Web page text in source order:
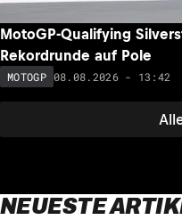
MotoGP-Qualifying
Rekordrunde auf Pole
MOTOGP 08.08.2026 - 13:42
NEUESTE